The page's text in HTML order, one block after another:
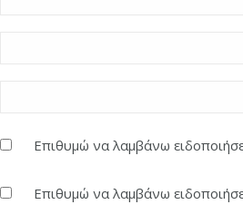
Επιθυμώ να λαμβάνω
Επιθυμώ να λαμβάνω